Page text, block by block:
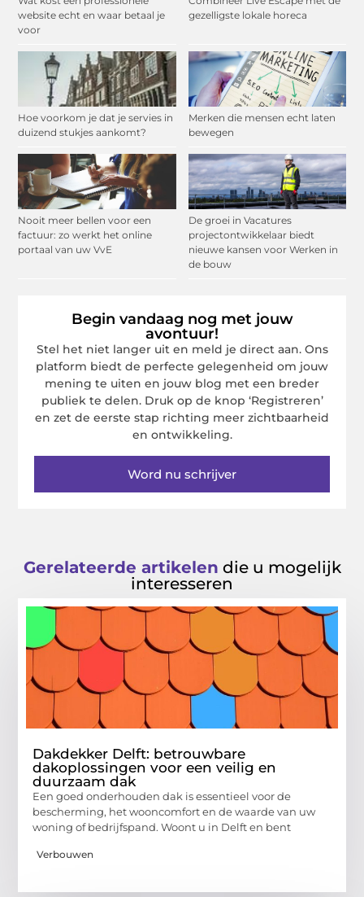
website echt en waar betaal je
voor
gezelligste lokale horeca
Hoe voorkom je dat je servies in
duizend stukjes aankomt?
Merken die mensen echt laten
bewegen
Nooit meer bellen voor een
factuur: zo werkt het online
portaal van uw VvE
De groei in Vacatures
projectontwikkelaar biedt
nieuwe kansen voor Werken in
de bouw
Begin vandaag nog met jouw
avontuur!
Stel het niet langer uit en meld je direct aan. Ons
platform biedt de perfecte gelegenheid om jouw
mening te uiten en jouw blog met een breder
publiek te delen. Druk op de knop ‘Registreren’
en zet de eerste stap richting meer zichtbaarheid
en ontwikkeling.
Word nu schrijver
Gerelateerde artikelen die u mogelijk
interesseren
Dakdekker Delft: betrouwbare
dakoplossingen voor een veilig en
duurzaam dak
Een goed onderhouden dak is essentieel voor de
bescherming, het wooncomfort en de waarde van uw
woning of bedrijfspand. Woont u in Delft en bent
Verbouwen